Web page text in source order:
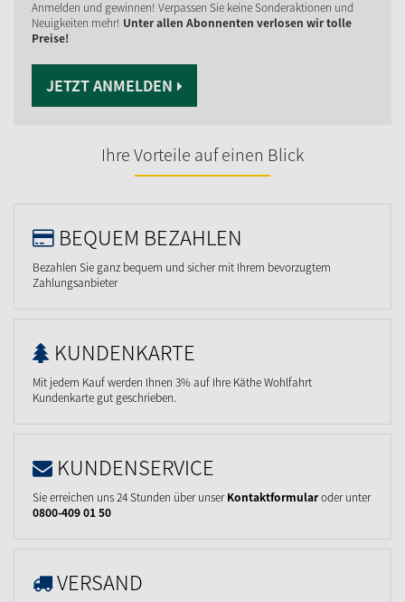
Anmelden und gewinnen! Verpassen Sie keine Sonderaktionen und
Neuigkeiten mehr! Unter allen Abonnenten verlosen wir tolle
Preise!
JETZT ANMELDEN
Ihre Vorteile auf einen Blick
BEQUEM BEZAHLEN
Bezahlen Sie ganz bequem und sicher mit Ihrem bevorzugtem
Zahlungsanbieter
KUNDENKARTE
Mit jedem Kauf werden Ihnen 3% auf Ihre Käthe Wohlfahrt
Kundenkarte gut geschrieben.
KUNDENSERVICE
Sie erreichen uns 24 Stunden über unserKontaktformularoder unter
0800-409 01 50
VERSAND